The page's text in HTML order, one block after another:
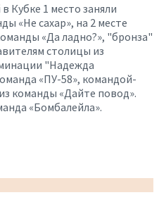
Кубке 1 место заняли
«Не сахар», на 2 месте
«Да ладно?», "бронза"
столицы из
"Надежда
«ПУ-58», командой-
команды «Дайте повод».
«Бомбалейла».